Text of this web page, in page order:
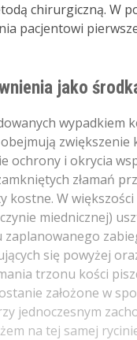
chirurgiczną. W
pacjentowi
jako
wypadkiem
ochrony i okrycia
złamań
W
miednicznej)
się powyżej
trzonu kości
założone w
jednoczesnym
na tej samej